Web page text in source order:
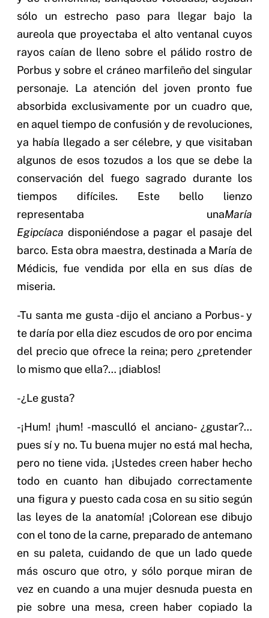
sólo un estrecho paso para llegar bajo la
aureola que proyectaba el alto ventanal cuyos
rayos caían de lleno sobre el pálido rostro de
Porbus y sobre el cráneo marfileño del singular
personaje. La atención del joven pronto fue
absorbida exclusivamente por un cuadro que,
en aquel tiempo de confusión y de revoluciones,
ya había llegado a ser célebre, y que visitaban
algunos de esos tozudos a los que se debe la
conservación del fuego sagrado durante los
tiempos difíciles. Este bello lienzo
representaba unaMaría
Egipcíaca disponiéndose a pagar el pasaje del
barco. Esta obra maestra, destinada a María de
Médicis, fue vendida por ella en sus días de
miseria.
-Tu santa me gusta -dijo el anciano a Porbus- y
te daría por ella diez escudos de oro por encima
del precio que ofrece la reina; pero ¿pretender
lo mismo que ella?… ¡diablos!
-¿Le gusta?
-¡Hum! ¡hum! -masculló el anciano- ¿gustar?…
pues sí y no. Tu buena mujer no está mal hecha,
pero no tiene vida. ¡Ustedes creen haber hecho
todo en cuanto han dibujado correctamente
una figura y puesto cada cosa en su sitio según
las leyes de la anatomía! ¡Colorean ese dibujo
con el tono de la carne, preparado de antemano
en su paleta, cuidando de que un lado quede
más oscuro que otro, y sólo porque miran de
vez en cuando a una mujer desnuda puesta en
pie sobre una mesa, creen haber copiado la